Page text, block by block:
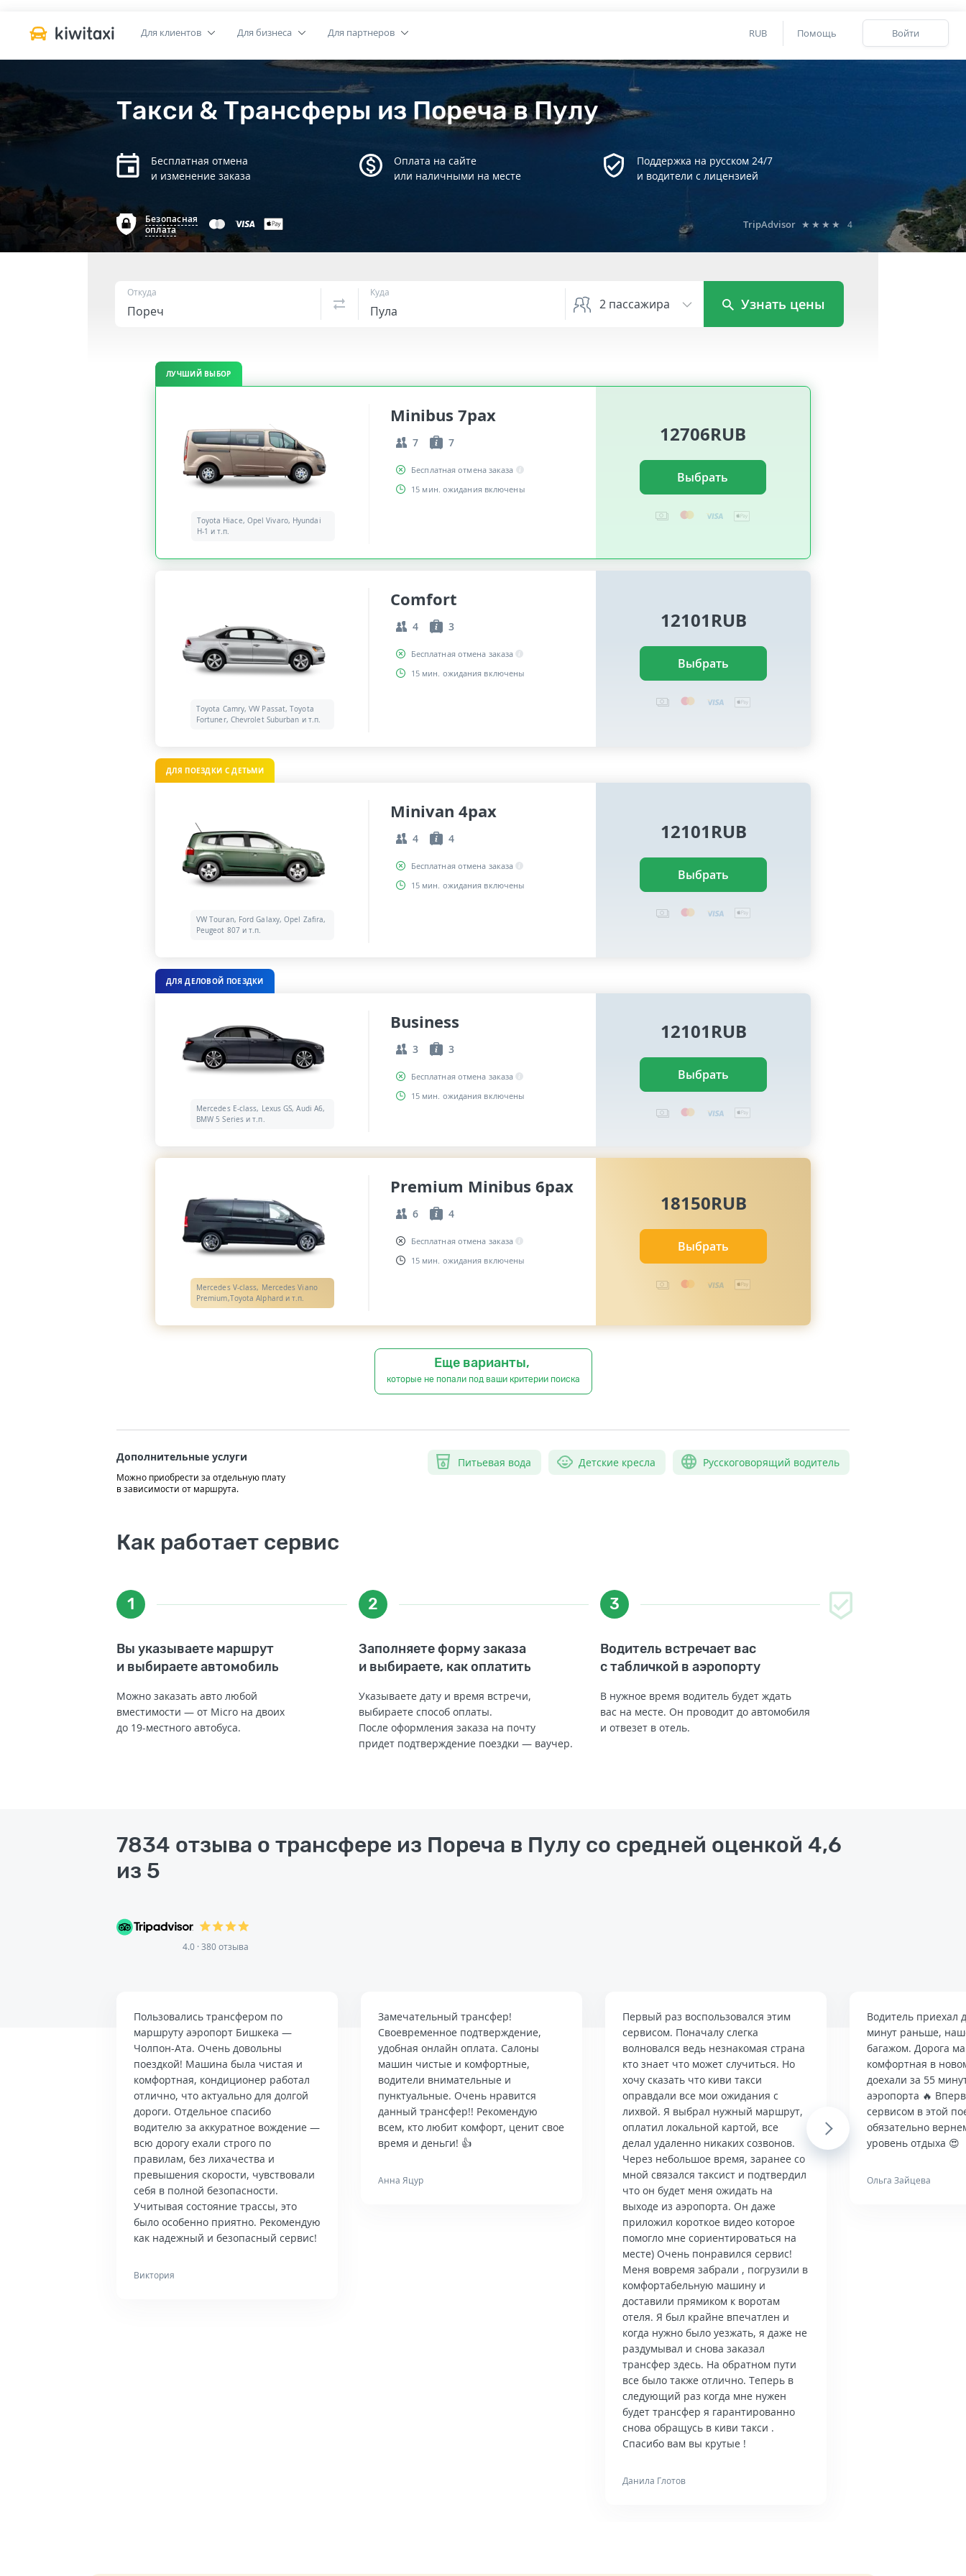
RUB Помощь Войти
Для клиентов Для бизнеса Для партнеров
Такси & Трансферы из Пореча в Пулу
Бесплатная отмена
и изменение заказа
Оплата на сайте
или наличными на месте
Поддержка на русском 24/7
и водители с лицензией
Безопасная
оплата
TripAdvisor ★★★★ 4
Откуда Куда
2 пассажира Узнать цены
ЛУЧШИЙ ВЫБОР
Toyota Hiace, Opel Vivaro, Hyundai
H-1 и т.п.
Minibus 7pax
7 7
Бесплатная отмена заказа
15 мин. ожидания включены
12706RUB
Выбрать
Toyota Camry, VW Passat, Toyota
Fortuner, Chevrolet Suburban и т.п.
Comfort
4 3
Бесплатная отмена заказа
15 мин. ожидания включены
12101RUB
Выбрать
ДЛЯ ПОЕЗДКИ С ДЕТЬМИ
VW Touran, Ford Galaxy, Opel Zafira,
Peugeot 807 и т.п.
Minivan 4pax
4 4
Бесплатная отмена заказа
15 мин. ожидания включены
12101RUB
Выбрать
ДЛЯ ДЕЛОВОЙ ПОЕЗДКИ
Mercedes E-class, Lexus GS, Audi A6,
BMW 5 Series и т.п.
Business
3 3
Бесплатная отмена заказа
15 мин. ожидания включены
12101RUB
Выбрать
Mercedes V-class, Mercedes Viano
Premium,Toyota Alphard и т.п.
Premium Minibus 6pax
6 4
Бесплатная отмена заказа
15 мин. ожидания включены
18150RUB
Выбрать
Еще варианты,
которые не попали под ваши критерии поиска
Дополнительные услуги
Можно приобрести за отдельную плату
в зависимости от маршрута.
Питьевая вода Детские кресла Русскоговорящий водитель
Как работает сервис
1
Вы указываете маршрут
и выбираете автомобиль
Можно заказать авто любой
вместимости — от Micro на двоих
до 19-местного автобуса.
2
Заполняете форму заказа
и выбираете, как оплатить
Указываете дату и время встречи,
выбираете способ оплаты.
После оформления заказа на почту
придет подтверждение поездки — ваучер.
3
Водитель встречает вас
с табличкой в аэропорту
В нужное время водитель будет ждать
вас на месте. Он проводит до автомобиля
и отвезет в отель.
7834 отзыва о трансфере из Пореча в Пулу со средней оценкой 4,6
из 5
4.0 · 380 отзыва
Пользовались трансфером по
маршруту аэропорт Бишкека —
Чолпон-Ата. Очень довольны
поездкой! Машина была чистая и
комфортная, кондиционер работал
отлично, что актуально для долгой
дороги. Отдельное спасибо
водителю за аккуратное вождение —
всю дорогу ехали строго по
правилам, без лихачества и
превышения скорости, чувствовали
себя в полной безопасности.
Учитывая состояние трассы, это
было особенно приятно. Рекомендую
как надежный и безопасный сервис!
Виктория
Замечательный трансфер!
Своевременное подтверждение,
удобная онлайн оплата. Салоны
машин чистые и комфортные,
водители внимательные и
пунктуальные. Очень нравится
данный трансфер!! Рекомендую
всем, кто любит комфорт, ценит свое
время и деньги! 👍
Анна Яцур
Первый раз воспользовался этим
сервисом. Поначалу слегка
волновался ведь незнакомая страна
кто знает что может случиться. Но
хочу сказать что киви такси
оправдали все мои ожидания с
лихвой. Я выбрал нужный маршрут,
оплатил локальной картой, все
делал удаленно никаких созвонов.
Через небольшое время, заранее со
мной связался таксист и подтвердил
что он будет меня ожидать на
выходе из аэропорта. Он даже
приложил короткое видео которое
помогло мне сориентироваться на
месте) Очень понравился сервис!
Меня вовремя забрали , погрузили в
комфортабельную машину и
доставили прямиком к воротам
отеля. Я был крайне впечатлен и
когда нужно было уезжать, я даже не
раздумывал и снова заказал
трансфер здесь. На обратном пути
все было также отлично. Теперь в
следующий раз когда мне нужен
будет трансфер я гарантированно
снова обращусь в киви такси .
Спасибо вам вы крутые !
Данила Глотов
Водитель приехал
минут раньше,
багажом. Дорога
комфортная в
доехали за 55
аэропорта 🔥
сервисом в этой
обязательно
уровень отдыха 😍
Ольга Зайцева
Next